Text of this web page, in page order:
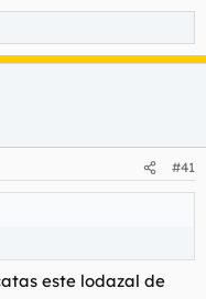
#41
este lodazal de